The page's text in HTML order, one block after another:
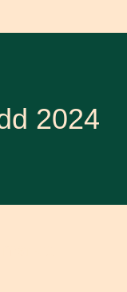
2024